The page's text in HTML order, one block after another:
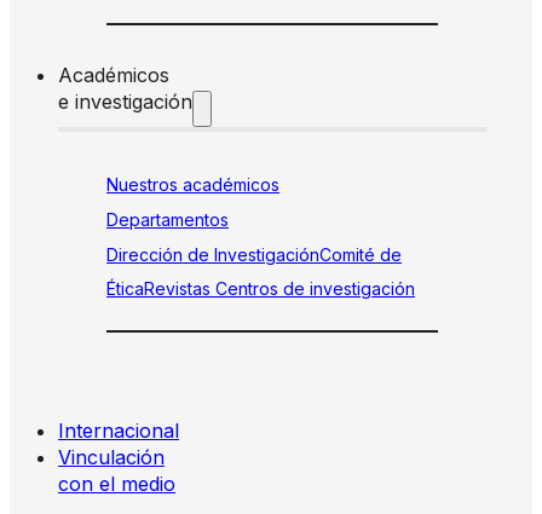
Académicos
e investigación
Nuestros académicos
Departamentos
Dirección de InvestigaciónComité de
ÉticaRevistas Centros de investigación
Internacional
Vinculación
con el medio